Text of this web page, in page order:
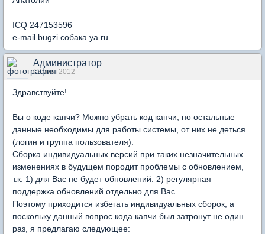
ICQ 247153596
e-mail bugzi собака ya.ru
Администратор
13 июл 2012
Здравствуйте!
Вы о коде капчи? Можно убрать код капчи, но остальные
данные необходимы для работы системы, от них не деться
(логин и группа пользователя).
Сборка индивидуальных версий при таких незначительных
изменениях в будущем породит проблемы с обновлением,
т.к. 1) для Вас не будет обновлений. 2) регулярная
поддержка обновлений отдельно для Вас.
Поэтому приходится избегать индивидуальных сборок, а
поскольку данный вопрос кода капчи был затронут не один
раз, я предлагаю следующее: